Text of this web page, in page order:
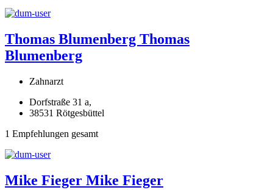
Thomas Blumenberg Thomas
Blumenberg
Zahnarzt
Dorfstraße 31 a,
38531 Rötgesbüttel
1 Empfehlungen gesamt
Mike Fieger Mike Fieger